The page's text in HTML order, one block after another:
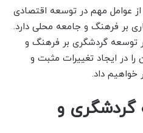
عوامل مهم در توسعه اقتصادی
بر فرهنگ و جامعه محلی دارد.
توسعه گردشگری بر فرهنگ و
در ایجاد تغییرات مثبت و
خواهیم داد.
و